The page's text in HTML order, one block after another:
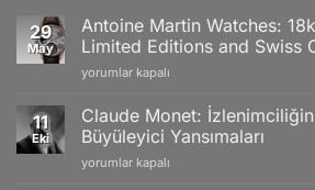
29
May
Antoine Martin Watches:
Limited Editions and Swiss
Antoine
Watches:
18k
Gold
Models,
yorumlar kapalı
11
Eki
Claude Monet:
Büyüleyici Yansımaları
Claude
yorumlar kapalı